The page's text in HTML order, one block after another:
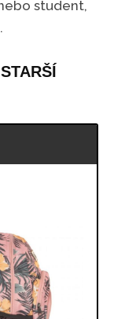
student,